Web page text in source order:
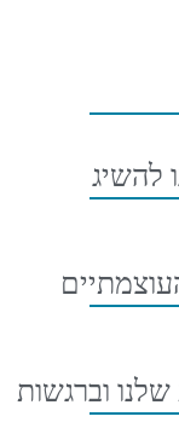
להשיג
וברגשות